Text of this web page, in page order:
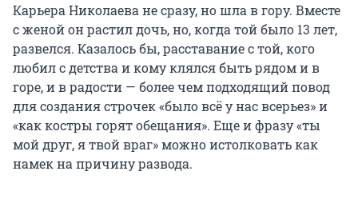
Карьера Николаева не сразу, но шла в гору. Вместе
с женой он растил дочь, но, когда той было 13 лет,
развелся. Казалось бы, расставание с той, кого
любил с детства и кому клялся быть рядом и в
горе, и в радости — более чем подходящий повод
для создания строчек «было всё у нас всерьез» и
«как костры горят обещания». Еще и фразу «ты
мой друг, я твой враг» можно истолковать как
намек на причину развода.